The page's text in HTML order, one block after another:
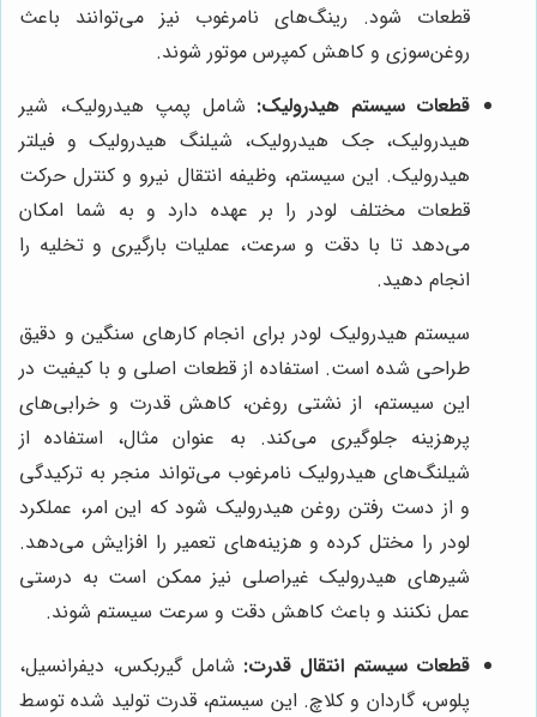
قطعات شود. رینگ‌های نامرغوب نیز می‌توانند باعث
روغن‌سوزی و کاهش کمپرس موتور شوند.
قطعات سیستم هیدرولیک: شامل پمپ هیدرولیک، شیر
هیدرولیک، جک هیدرولیک، شیلنگ هیدرولیک و فیلتر
هیدرولیک. این سیستم، وظیفه انتقال نیرو و کنترل حرکت
قطعات مختلف لودر را بر عهده دارد و به شما امکان
می‌دهد تا با دقت و سرعت، عملیات بارگیری و تخلیه را
انجام دهید.
سیستم هیدرولیک لودر برای انجام کارهای سنگین و دقیق
طراحی شده است. استفاده از قطعات اصلی و با کیفیت در
این سیستم، از نشتی روغن، کاهش قدرت و خرابی‌های
پرهزینه جلوگیری می‌کند. به عنوان مثال، استفاده از
شیلنگ‌های هیدرولیک نامرغوب می‌تواند منجر به ترکیدگی
و از دست رفتن روغن هیدرولیک شود که این امر، عملکرد
لودر را مختل کرده و هزینه‌های تعمیر را افزایش می‌دهد.
شیرهای هیدرولیک غیراصلی نیز ممکن است به درستی
عمل نکنند و باعث کاهش دقت و سرعت سیستم شوند.
قطعات سیستم انتقال قدرت: شامل گیربکس، دیفرانسیل،
پلوس، گاردان و کلاچ. این سیستم، قدرت تولید شده توسط